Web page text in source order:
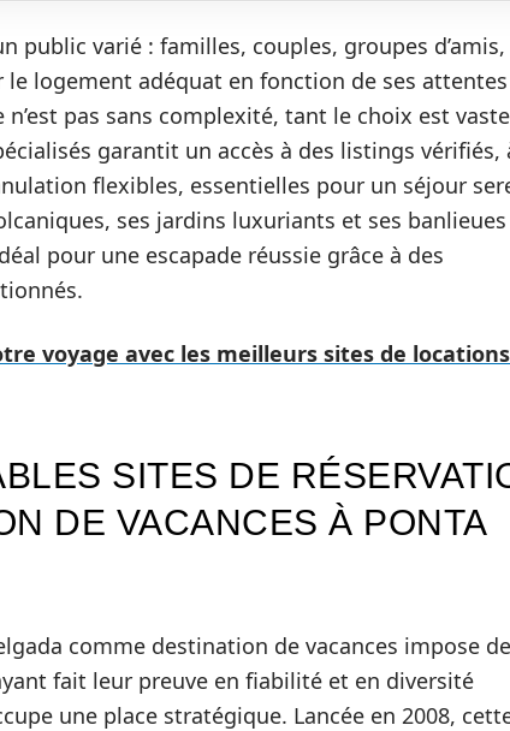
public varié : familles, couples, groupes
logement adéquat en fonction de ses
pas sans complexité, tant le choix est
garantit un accès à des listings vérifiés,
flexibles, essentielles pour un séjour
ses jardins luxuriants et ses banlieues
pour une escapade réussie grâce à des
voyage avec les meilleurs sites de
SITES DE
DE VACANCES À PONTA
comme destination de vacances impose de
fait leur preuve en fiabilité et en diversité
une place stratégique. Lancée en 2008,